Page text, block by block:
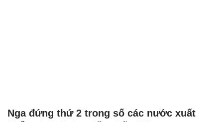
Nga đứng thứ 2 trong số các nước xuất